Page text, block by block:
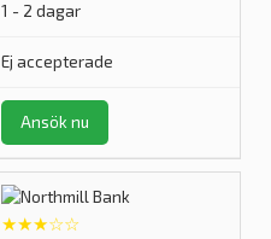
1 - 2 dagar
Ej accepterade
Ansök nu
★★★☆☆